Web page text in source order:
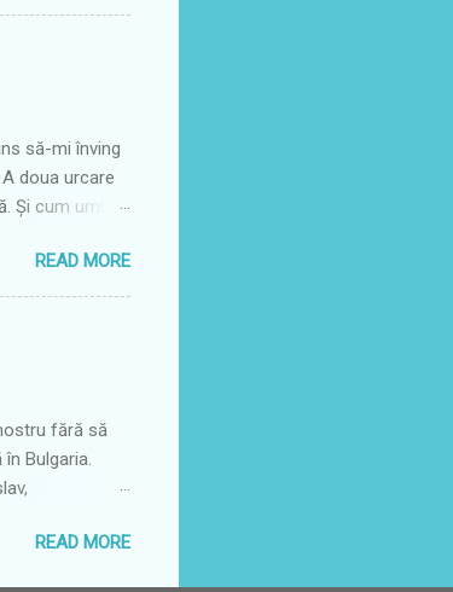
în primul sfârșit
costumele
să-mi înving
doua urcare
Și cum umbra
acesta prin
mai lin,
este o
să
READ MORE
fără să
Bulgaria.
magazin de
READ MORE